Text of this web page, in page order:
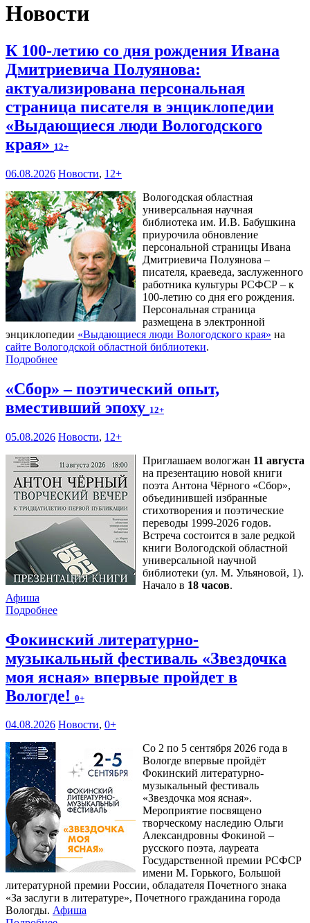
Новости
К 100-летию со дня рождения Ивана
Дмитриевича Полуянова:
актуализирована персональная
страница писателя в энциклопедии
«Выдающиеся люди Вологодского
края» 12+
06.08.2026 Новости, 12+
Вологодская областная
универсальная научная
библиотека им. И.В. Бабушкина
приурочила обновление
персональной страницы Ивана
Дмитриевича Полуянова –
писателя, краеведа, заслуженного
работника культуры РСФСР – к
100‑летию со дня его рождения.
Персональная страница
размещена в электронной
энциклопедии «Выдающиеся люди Вологодского края» на
сайте Вологодской областной библиотеки.
Подробнее
«Сбор» – поэтический опыт,
вместивший эпоху 12+
05.08.2026 Новости, 12+
Приглашаем вологжан 11 августа
на презентацию новой книги
поэта Антона Чёрного «Сбор»,
объединившей избранные
стихотворения и поэтические
переводы 1999-2026 годов.
Встреча состоится в зале редкой
книги Вологодской областной
универсальной научной
библиотеки (ул. М. Ульяновой, 1).
Начало в 18 часов.
Афиша
Подробнее
Фокинский литературно-
музыкальный фестиваль «Звездочка
моя ясная» впервые пройдет в
Вологде! 0+
04.08.2026 Новости, 0+
Со 2 по 5 сентября 2026 года в
Вологде впервые пройдёт
Фокинский литературно-
музыкальный фестиваль
«Звездочка моя ясная».
Мероприятие посвящено
творческому наследию Ольги
Александровны Фокиной –
русского поэта, лауреата
Государственной премии РСФСР
имени М. Горького, Большой
литературной премии России, обладателя Почетного знака
«За заслуги в литературе», Почетного гражданина города
Вологды. Афиша